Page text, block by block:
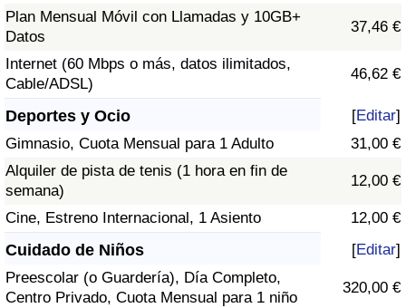
Plan Mensual Móvil con Llamadas y 10GB+
Datos
37,46 €
Internet (60 Mbps o más, datos ilimitados,
Cable/ADSL)
46,62 €
Deportes y Ocio [Editar]
Gimnasio, Cuota Mensual para 1 Adulto
31,00 €
Alquiler de pista de tenis (1 hora en fin de
semana)
12,00 €
Cine, Estreno Internacional, 1 Asiento 12,00 €
Cuidado de Niños [Editar]
Preescolar (o Guardería), Día Completo,
Centro Privado, Cuota Mensual para 1 niño
320,00 €